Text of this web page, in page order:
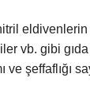
vb. gibi
şeffaflığı